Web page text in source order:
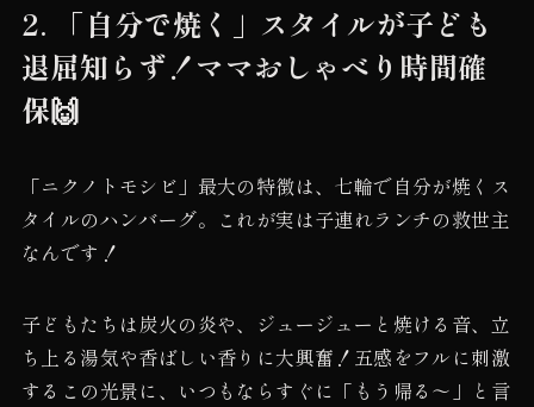
2. 「自分で焼く」スタイルが子ども
退屈知らず！ママおしゃべり時間確
保🙌
「ニクノトモシビ」最大の特徴は、七輪で自分が焼くス
タイルのハンバーグ。これが実は子連れランチの救世主
なんです！
子どもたちは炭火の炎や、ジュージューと焼ける音、立
ち上る湯気や香ばしい香りに大興奮！五感をフルに刺激
するこの光景に、いつもならすぐに「もう帰る〜」と言